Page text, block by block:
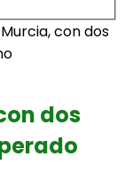
con dos
dos